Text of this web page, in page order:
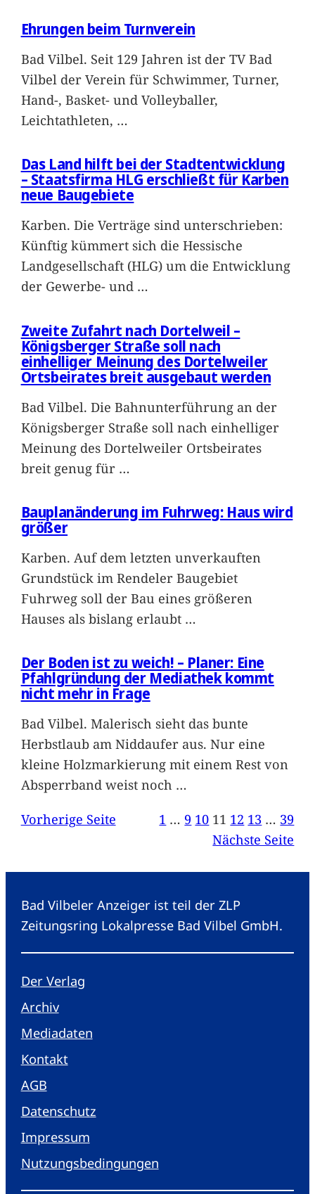
Ehrungen beim Turnverein
Bad Vilbel. Seit 129 Jahren ist der TV Bad
Vilbel der Verein für Schwimmer, Turner,
Hand-, Basket- und Volleyballer,
Leichtathleten, …
Das Land hilft bei der Stadtentwicklung
– Staatsfirma HLG erschließt für Karben
neue Baugebiete
Karben. Die Verträge sind unterschrieben:
Künftig kümmert sich die Hessische
Landgesellschaft (HLG) um die Entwicklung
der Gewerbe- und …
Zweite Zufahrt nach Dortelweil –
Königsberger Straße soll nach
einhelliger Meinung des Dortelweiler
Ortsbeirates breit ausgebaut werden
Bad Vilbel. Die Bahnunterführung an der
Königsberger Straße soll nach einhelliger
Meinung des Dortelweiler Ortsbeirates
breit genug für …
Bauplanänderung im Fuhrweg: Haus wird
größer
Karben. Auf dem letzten unverkauften
Grundstück im Rendeler Baugebiet
Fuhrweg soll der Bau eines größeren
Hauses als bislang erlaubt …
Der Boden ist zu weich! – Planer: Eine
Pfahlgründung der Mediathek kommt
nicht mehr in Frage
Bad Vilbel. Malerisch sieht das bunte
Herbstlaub am Niddaufer aus. Nur eine
kleine Holzmarkierung mit einem Rest von
Absperrband weist noch …
Vorherige Seite
1 … 9 10 11 12 13 … 39
Nächste Seite
Bad Vilbeler Anzeiger ist teil der ZLP
Zeitungsring Lokalpresse Bad Vilbel GmbH.
Der Verlag
Archiv
Mediadaten
Kontakt
AGB
Datenschutz
Impressum
Nutzungsbedingungen